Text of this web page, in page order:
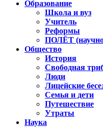
Образование
Школа и вуз
Учитель
Реформы
ПОЛЁТ
Общество
История
Свободная
Люди
Лицейские
Семья и дети
Путешествие
Утраты
Наука